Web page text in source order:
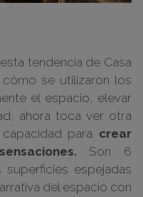
tendencia de Casa
se utilizaron los
el espacio, elevar
ahora toca ver otra
para crear
Son 6
espejadas
del espacio con